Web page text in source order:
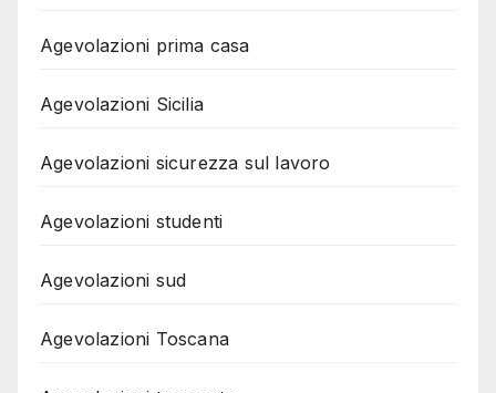
Agevolazioni prima casa
Agevolazioni Sicilia
Agevolazioni sicurezza sul lavoro
Agevolazioni studenti
Agevolazioni sud
Agevolazioni Toscana